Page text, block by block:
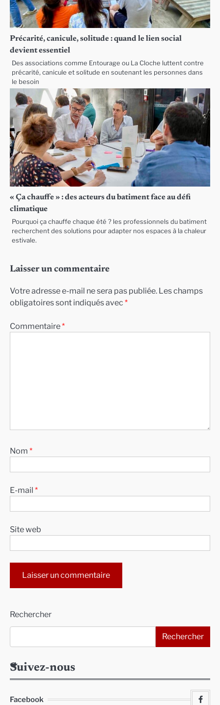
Précarité, canicule, solitude : quand le lien social
devient essentiel
Des associations comme Entourage ou La Cloche luttent contre
précarité, canicule et solitude en soutenant les personnes dans
le besoin
« Ça chauffe » : des acteurs du batiment face au défi
climatique
Pourquoi ça chauffe chaque été ? les professionnels du batiment
recherchent des solutions pour adapter nos espaces à la chaleur
estivale.
Laisser un commentaire
Votre adresse e-mail ne sera pas publiée. Les champs
obligatoires sont indiqués avec *
Commentaire*
Nom *
E-mail *
Site web
Rechercher
Rechercher
Suivez-nous
Facebook